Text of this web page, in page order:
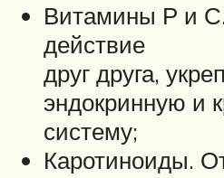
Витамины Р и
действие
друг друга,
эндокринную и
систему;
Каротиноиды.